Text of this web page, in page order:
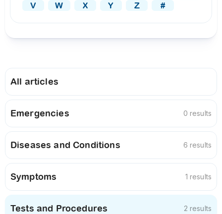
V
W X Y Z #
All articles
Emergencies 0 results
Diseases and Conditions 6 results
Symptoms 1 results
Tests and Procedures 2 results